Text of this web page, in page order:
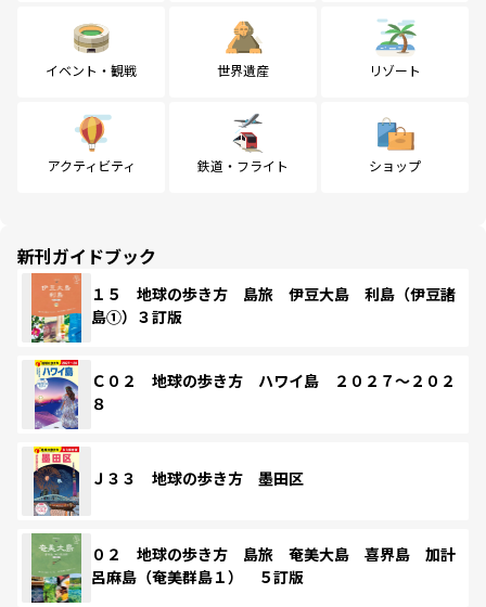
イベント・観戦 世界遺産 リゾート
アクティビティ 鉄道・フライト ショップ
新刊ガイドブック
１５ 地球の歩き方 島旅 伊豆大島 利島（伊豆諸
島①）３訂版
Ｃ０２ 地球の歩き方 ハワイ島 ２０２７～２０２
８
Ｊ３３ 地球の歩き方 墨田区
０２ 地球の歩き方 島旅 奄美大島 喜界島 加計
呂麻島（奄美群島１） ５訂版